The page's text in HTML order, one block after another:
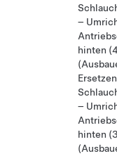
–
hinten
–
hinten